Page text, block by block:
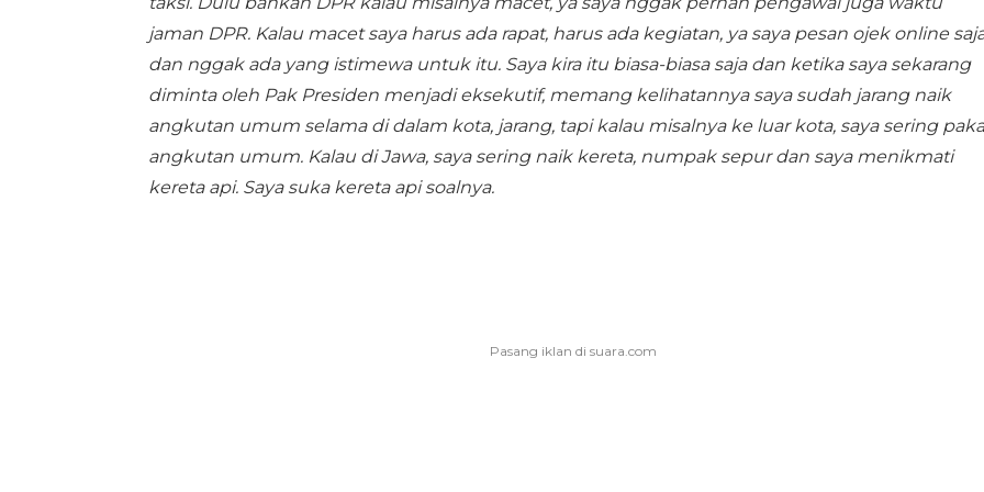
jaman DPR. Kalau macet saya harus ada rapat, harus ada kegiatan, ya saya pesan ojek online
dan nggak ada yang istimewa untuk itu. Saya kira itu biasa-biasa saja dan ketika saya sekarang
diminta oleh Pak Presiden menjadi eksekutif, memang kelihatannya saya sudah jarang naik
angkutan umum selama di dalam kota, jarang, tapi kalau misalnya ke luar kota, saya sering
angkutan umum. Kalau di Jawa, saya sering naik kereta, numpak sepur dan saya menikmati
kereta api. Saya suka kereta api soalnya.